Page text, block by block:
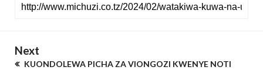
Next
KUONDOLEWA PICHA ZA VIONGOZI KWENYE NOTI